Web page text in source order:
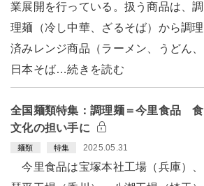
業展開を行っている。扱う商品は、調
理麺（冷し中華、ざるそば）から調理
済みレンジ商品（ラーメン、うどん、
日本そば…続きを読む
全国麺類特集：調理麺＝今里食品 食
文化の担い手に
麺類 特集 2025.05.31
今里食品は宝塚本社工場（兵庫）、